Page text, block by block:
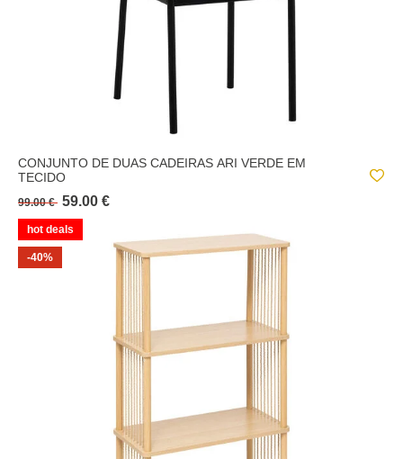
CONJUNTO DE DUAS CADEIRAS ARI VERDE EM
TECIDO
99.00 € 59.00 €
hot deals
-40%